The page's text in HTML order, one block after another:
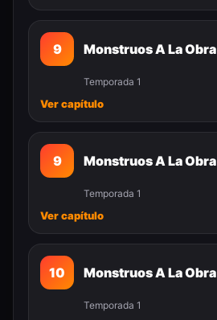
9 Monstruos A La Obra
Temporada 1
Ver capítulo
9 Monstruos A La Obra
Temporada 1
Ver capítulo
10 Monstruos A La Obra
Temporada 1